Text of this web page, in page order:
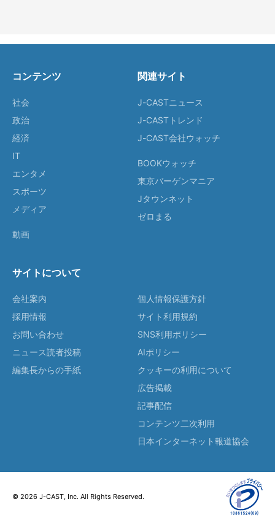
コンテンツ
社会
政治
経済
IT
エンタメ
スポーツ
メディア
動画
関連サイト
J-CASTニュース
J-CASTトレンド
J-CAST会社ウォッチ
BOOKウォッチ
東京バーゲンマニア
Jタウンネット
ゼロまる
サイトについて
会社案内
採用情報
お問い合わせ
ニュース読者投稿
編集長からの手紙
個人情報保護方針
サイト利用規約
SNS利用ポリシー
AIポリシー
クッキーの利用について
広告掲載
記事配信
コンテンツ二次利用
日本インターネット報道協会
© 2026 J-CAST, Inc. All Rights Reserved.